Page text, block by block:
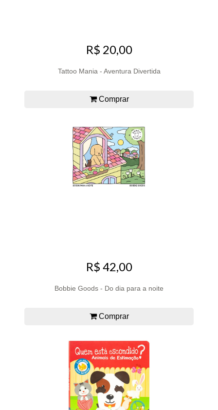
R$ 20,00
Tattoo Mania - Aventura Divertida
Comprar
R$ 42,00
Bobbie Goods - Do dia para a noite
Comprar